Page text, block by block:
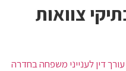
צוואות
עורך דין לענייני משפחה בחדרה